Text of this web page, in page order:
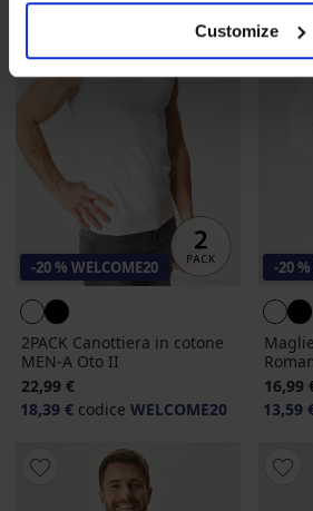
Customize
-20 % WELCOME20
2PACK Canottiera in cotone
MEN-A Oto II
22,99 €
18,39 € codice WELCOME20
-20
16,99
13,59